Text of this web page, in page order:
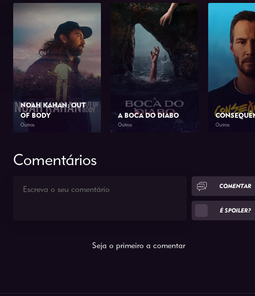
NOAH KAHAN: OUT
OF BODY
Outros
A BOCA DO DIABO
Outros Outros
Comentários
COMENTAR
É SPOILER?
Seja o primeiro a comentar